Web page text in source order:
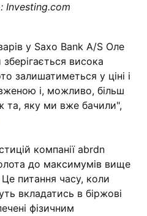
Investing.com
у Saxo Bank A/S Оле
висока
залишатиметься у ціні і
і, можливо, більш
та, яку ми вже бачили",
компанії abrdn
до максимумів вище
питання часу, коли
вкладатись в біржові
фізичним